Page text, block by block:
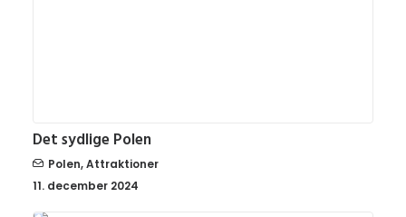
Det sydlige Polen
Polen,Attraktioner
11. december 2024